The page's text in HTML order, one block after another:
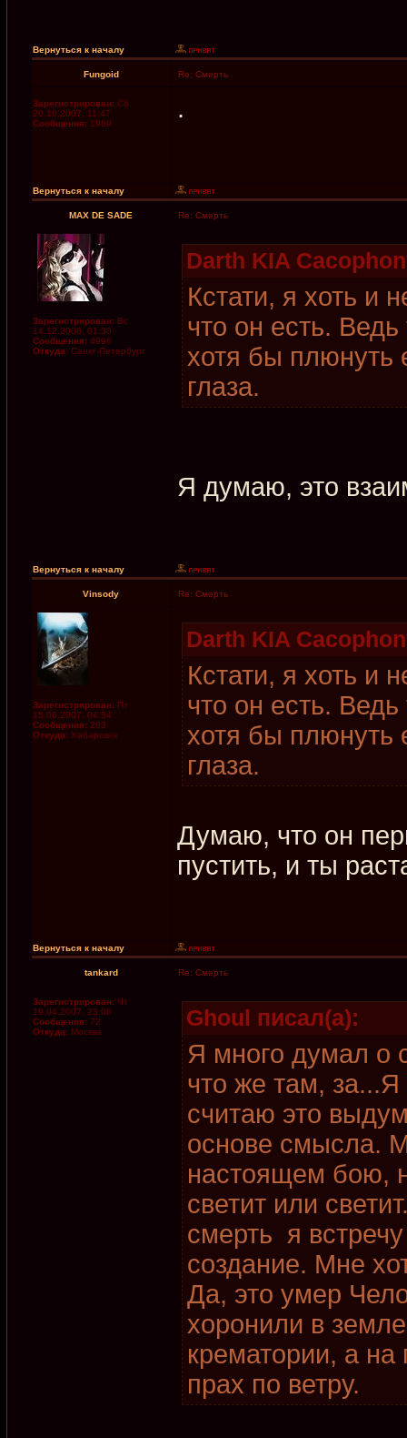
Вернуться к началу
Fungoid Re: Смерть
Зарегистрирован: Сб
20.10.2007, 11:47
Сообщения: 1969
.
Вернуться к началу
MAX DE SADE Re: Смерть
Зарегистрирован: Вс
14.12.2008, 01:30
Сообщения: 4996
Откуда: Санкт-Петербург
Darth KIA
Кстати, я хоть и
что он есть.
хотя бы плюнуть
глаза.
Я думаю, это
Вернуться к началу
Vinsody Re: Смерть
Зарегистрирован: Пт
15.06.2007, 04:54
Сообщения: 203
Откуда: Хабаровск
Darth KIA
Кстати, я хоть и
что он есть.
хотя бы плюнуть
глаза.
Думаю, что он
пустить, и ты
Вернуться к началу
tankard Re: Смерть
Зарегистрирован: Чт
19.04.2007, 23:06
Сообщения: 72
Откуда: Москва
Ghoul писал(а):
Я много думал о
что же там,
считаю это
основе смысла.
настоящем бою,
светит или
смерть я
создание. Мне
Да, это умер
хоронили в
крематории, а
прах по ветру.